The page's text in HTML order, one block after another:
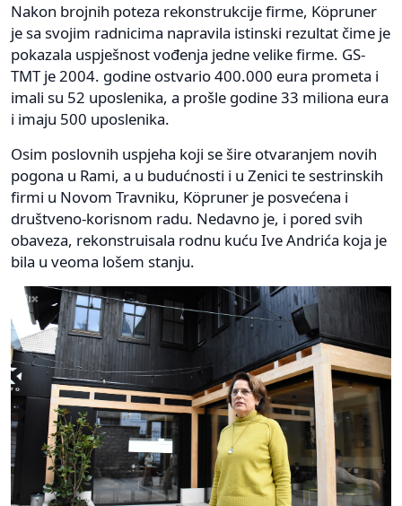
Nakon brojnih poteza rekonstrukcije firme, Köpruner
je sa svojim radnicima napravila istinski rezultat čime je
pokazala uspješnost vođenja jedne velike firme. GS-
TMT je 2004. godine ostvario 400.000 eura prometa i
imali su 52 uposlenika, a prošle godine 33 miliona eura
i imaju 500 uposlenika.
Osim poslovnih uspjeha koji se šire otvaranjem novih
pogona u Rami, a u budućnosti i u Zenici te sestrinskih
firmi u Novom Travniku, Köpruner je posvećena i
društveno-korisnom radu. Nedavno je, i pored svih
obaveza, rekonstruisala rodnu kuću Ive Andrića koja je
bila u veoma lošem stanju.